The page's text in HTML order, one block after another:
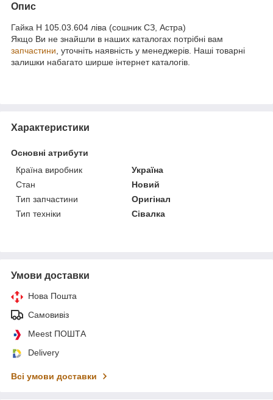
Опис
Гайка Н 105.03.604 ліва (сошник СЗ, Астра)
Якщо Ви не знайшли в наших каталогах потрібні вам
запчастини , уточніть наявність у менеджерів. Наші товарні
залишки набагато ширше інтернет каталогів.
Характеристики
Основні атрибути
Країна виробник
Україна
Стан
Новий
Тип запчастини
Оригінал
Тип техніки
Сівалка
Умови доставки
Нова Пошта
Самовивіз
Meest ПОШТА
Delivery
Всі умови доставки